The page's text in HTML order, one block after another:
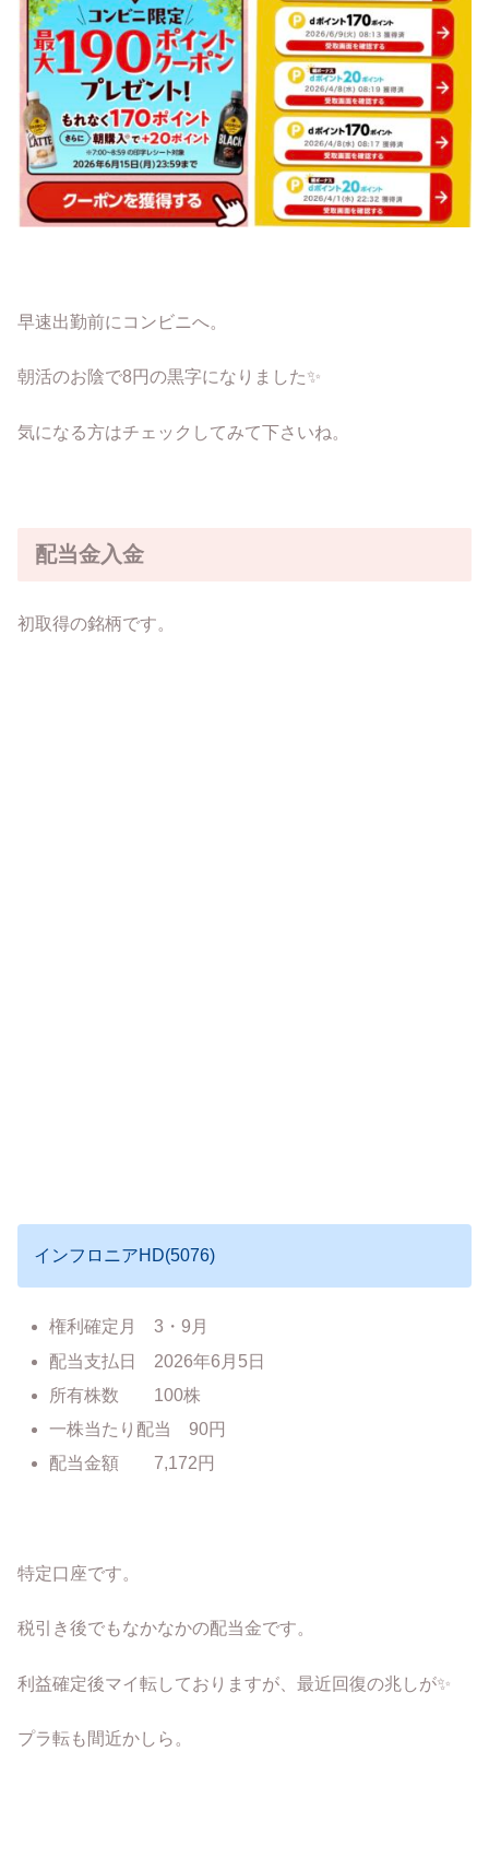
早速出勤前にコンビニへ。
朝活のお陰で8円の黒字になりました✨
気になる方はチェックしてみて下さいね。
配当金入金
初取得の銘柄です。
インフロニアHD(5076)
権利確定月 3・9月
配当支払日 2026年6月5日
所有株数 100株
一株当たり配当 90円
配当金額 7,172円
特定口座です。
税引き後でもなかなかの配当金です。
利益確定後マイ転しておりますが、最近回復の兆しが✨
プラ転も間近かしら。